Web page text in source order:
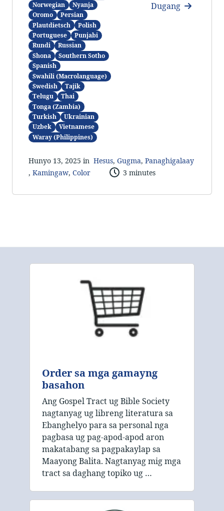
Norwegian
Nyanja
Oromo
Persian
Plautdietsch
Polish
Portuguese
Punjabi
Rundi
Russian
Shona
Southern Sotho
Spanish
Swahili (Macrolanguage)
Swedish
Tajik
Telugu
Thai
Tonga (Zambia)
Turkish
Ukrainian
Uzbek
Vietnamese
Waray (Philippines)
Dugang
Hunyo 13, 2025 in Hesus, Gugma, Panaghigalaay
, Kamingaw, Color 3 minutes
Order sa mga gamayng
basahon
Ang Gospel Tract ug Bible Society
nagtanyag ug libreng literatura sa
Ebanghelyo para sa personal nga
pagbasa ug pag-apod-apod aron
makatabang sa pagpakaylap sa
Maayong Balita. Nagtanyag mig mga
tract sa daghang topiko ug …